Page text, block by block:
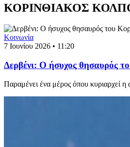
ΚΟΡΙΝΘΙΑΚΟΣ
Κοινωνία
7 Ιουνίου 2026 • 11:20
Δερβένι: Ο ήσυχος θησαυρός
Παραμένει ένα μέρος όπου κυριαρχεί η